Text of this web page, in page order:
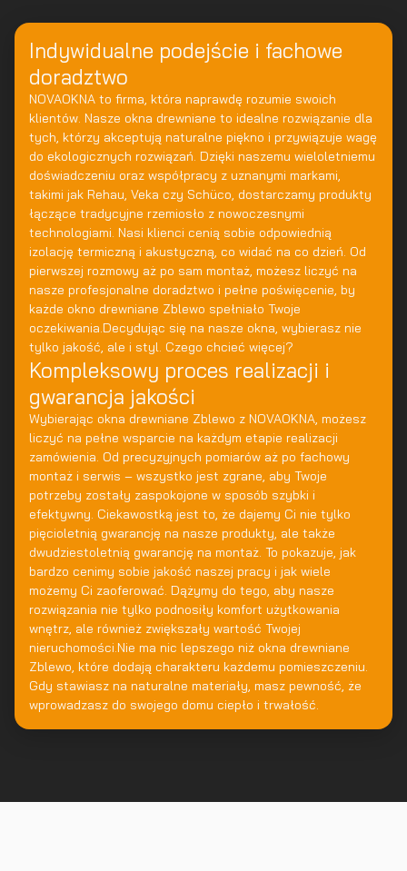
Indywidualne podejście i fachowe
doradztwo
NOVAOKNA to firma, która naprawdę rozumie swoich
klientów. Nasze okna drewniane to idealne rozwiązanie dla
tych, którzy akceptują naturalne piękno i przywiązuje wagę
do ekologicznych rozwiązań. Dzięki naszemu wieloletniemu
doświadczeniu oraz współpracy z uznanymi markami,
takimi jak Rehau, Veka czy Schüco, dostarczamy produkty
łączące tradycyjne rzemiosło z nowoczesnymi
technologiami. Nasi klienci cenią sobie odpowiednią
izolację termiczną i akustyczną, co widać na co dzień. Od
pierwszej rozmowy aż po sam montaż, możesz liczyć na
nasze profesjonalne doradztwo i pełne poświęcenie, by
każde okno drewniane Zblewo spełniało Twoje
oczekiwania.Decydując się na nasze okna, wybierasz nie
tylko jakość, ale i styl. Czego chcieć więcej?
Kompleksowy proces realizacji i
gwarancja jakości
Wybierając okna drewniane Zblewo z NOVAOKNA, możesz
liczyć na pełne wsparcie na każdym etapie realizacji
zamówienia. Od precyzyjnych pomiarów aż po fachowy
montaż i serwis – wszystko jest zgrane, aby Twoje
potrzeby zostały zaspokojone w sposób szybki i
efektywny. Ciekawostką jest to, że dajemy Ci nie tylko
pięcioletnią gwarancję na nasze produkty, ale także
dwudziestoletnią gwarancję na montaż. To pokazuje, jak
bardzo cenimy sobie jakość naszej pracy i jak wiele
możemy Ci zaoferować. Dążymy do tego, aby nasze
rozwiązania nie tylko podnosiły komfort użytkowania
wnętrz, ale również zwiększały wartość Twojej
nieruchomości.Nie ma nic lepszego niż okna drewniane
Zblewo, które dodają charakteru każdemu pomieszczeniu.
Gdy stawiasz na naturalne materiały, masz pewność, że
wprowadzasz do swojego domu ciepło i trwałość.